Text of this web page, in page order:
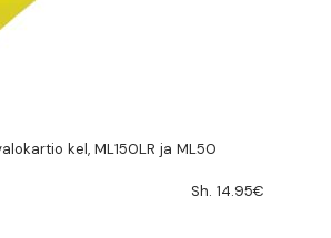
kel, ML150LR ja ML50
Sh. 14.95€